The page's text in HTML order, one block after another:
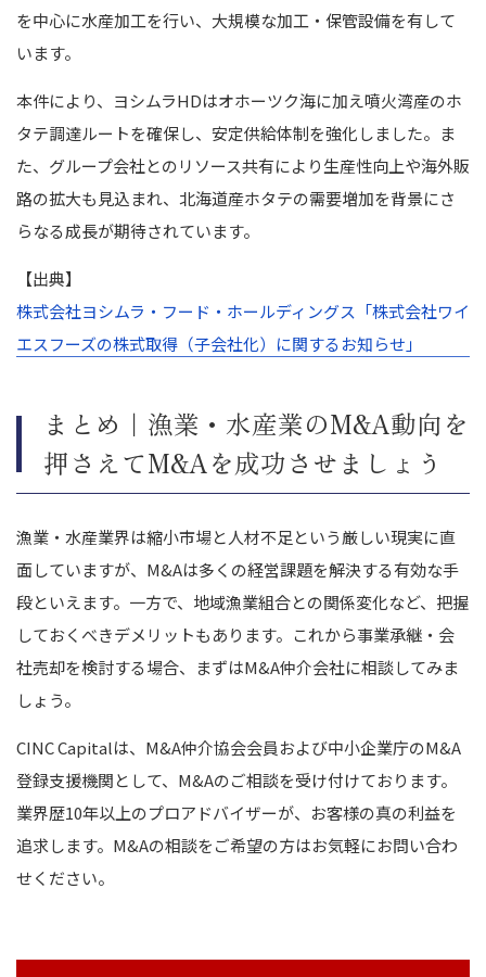
を中心に水産加工を行い、大規模な加工・保管設備を有して
います。
本件により、ヨシムラHDはオホーツク海に加え噴火湾産のホ
タテ調達ルートを確保し、安定供給体制を強化しました。ま
た、グループ会社とのリソース共有により生産性向上や海外販
路の拡大も見込まれ、北海道産ホタテの需要増加を背景にさ
らなる成長が期待されています。
【出典】
株式会社ヨシムラ・フード・ホールディングス「株式会社ワイ
エスフーズの株式取得（子会社化）に関するお知らせ」
まとめ｜漁業・水産業のM&A動向を
押さえてM&Aを成功させましょう
漁業・水産業界は縮小市場と人材不足という厳しい現実に直
面していますが、M&Aは多くの経営課題を解決する有効な手
段といえます。一方で、地域漁業組合との関係変化など、把握
しておくべきデメリットもあります。これから事業承継・会
社売却を検討する場合、まずはM&A仲介会社に相談してみま
しょう。
CINC Capitalは、M&A仲介協会会員および中小企業庁のM&A
登録支援機関として、M&Aのご相談を受け付けております。
業界歴10年以上のプロアドバイザーが、お客様の真の利益を
追求します。M&Aの相談をご希望の方はお気軽にお問い合わ
せください。